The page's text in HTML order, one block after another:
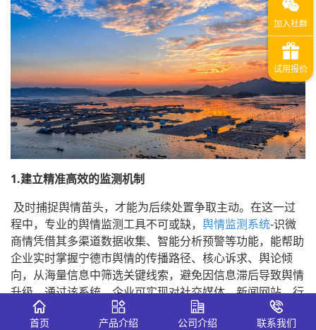
1.建立精准高效的监测机制
及时捕捉舆情苗头，才能为后续处置争取主动。在这一过
程中，专业的舆情监测工具不可或缺， 舆情监测系统-识微
商情凭借其多渠道数据收集、智能分析预警等功能，能帮助
企业实时掌握宁德市舆情的传播路径、核心诉求、舆论倾
向，从海量信息中筛选关键线索，避免因信息滞后导致舆情
升级。通过该系统，企业可实现对社交媒体、新闻网站、行
业论坛等平台的全面覆盖，确保不遗漏任何与自身相关的宁
德市舆情动态。
首页 产品介绍 公司介绍 联系我们